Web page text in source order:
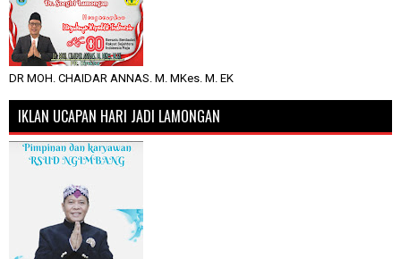
DR MOH. CHAIDAR ANNAS. M. MKes. M. EK
IKLAN UCAPAN HARI JADI LAMONGAN